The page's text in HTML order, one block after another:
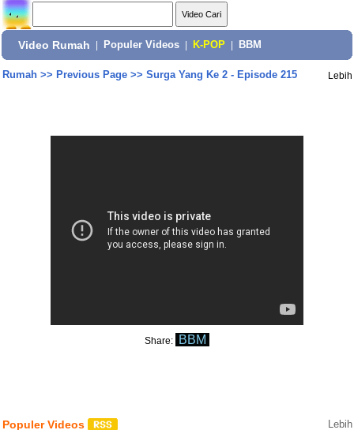
Video Rumah Populer Videos K-POP BBM
Rumah>> Previous Page>> Surga Yang Ke 2 - Episode 215 Lebih
Share: BBM
Populer Videos Lebih